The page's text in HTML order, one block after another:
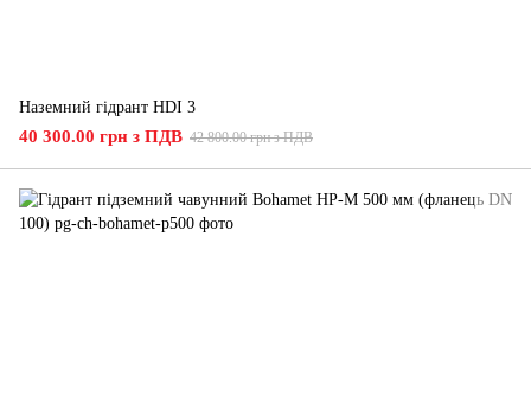
Наземний гідрант HDI 3
40 300.00 грн з ПДВ 42 800.00 грн з ПДВ